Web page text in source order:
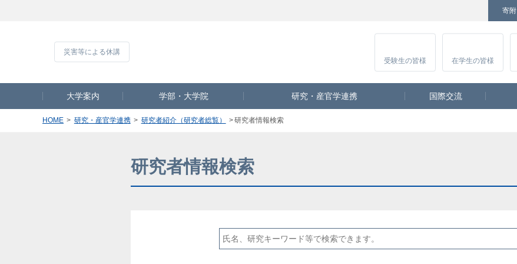
寄附
Instagram
受験生の皆様 在学生の皆様
大学案内 学部・大学院 研究・産官学連携 国際交流
HOME 研究・産官学連携 研究者紹介（研究者総覧） 研究者情報検索
研究者情報検索